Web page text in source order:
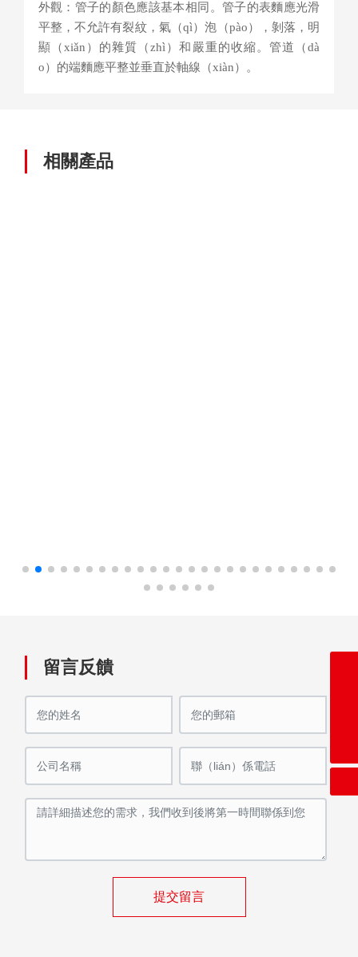
外觀：管子的顏色應該基本相同。管子的表麵應光滑
平整，不允許有裂紋，氣（qì）泡（pào），剝落，明
顯（xiǎn）的雜質（zhì）和嚴重的收縮。管道（dà
o）的端麵應平整並垂直於軸線（xiàn）。
相關產品
留言反饋
提交留言
86-13301509369